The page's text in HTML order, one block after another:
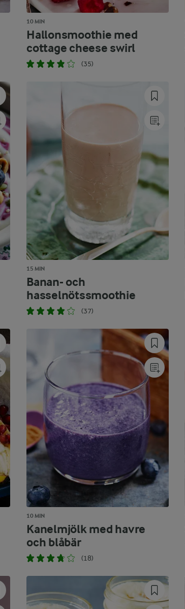
10 MIN
Hallonsmoothie med
cottage cheese swirl
(35)
15 MIN
Banan- och
hasselnötssmoothie
(37)
10 MIN
Kanelmjölk med havre
och blåbär
(18)